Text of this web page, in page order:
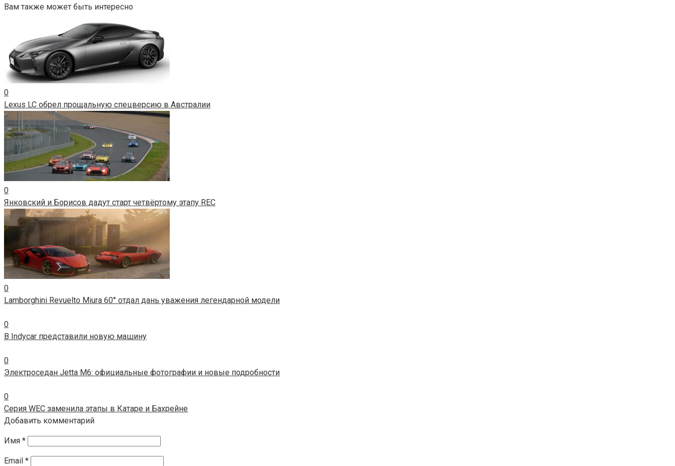
Вам также может быть интересно
0
Lexus LC обрел прощальную спецверсию в Австралии
0
Янковский и Борисов дадут старт четвёртому этапу REC
0
Lamborghini Revuelto Miura 60° отдал дань уважения легендарной модели
0
В Indycar представили новую машину
0
Электроседан Jetta M6: официальные фотографии и новые подробности
0
Серия WEC заменила этапы в Катаре и Бахрейне
Добавить комментарий
Имя *
Email *